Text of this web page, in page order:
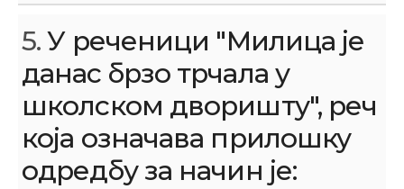
5.У реченици "Милица је
данас брзо трчала у
школском дворишту", реч
која означава прилошку
одредбу за начин је: